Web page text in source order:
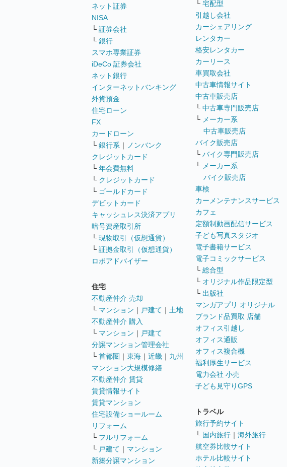
ネット証券
NISA
└ 証券会社
└ 銀行
スマホ専業証券
iDeCo 証券会社
ネット銀行
インターネットバンキング
外貨預金
住宅ローン
FX
カードローン
└ 銀行系 ｜
ノンバンク
クレジットカード
└ 年会費無料
└ クレジットカード
└ ゴールドカード
デビットカード
キャッシュレス決済アプリ
暗号資産取引所
└ 現物取引（仮想通貨）
└ 証拠金取引（仮想通貨）
ロボアドバイザー
住宅
不動産仲介 売却
└ マンション ｜ 戸建て ｜ 土地
不動産仲介 購入
└ マンション ｜ 戸建て
分譲マンション管理会社
└ 首都圏 ｜ 東海 ｜ 近畿 ｜ 九州
マンション大規模修繕
不動産仲介 賃貸
賃貸情報サイト
賃貸マンション
住宅設備ショールーム
リフォーム
└ フルリフォーム
└ 戸建て ｜ マンション
新築分譲マンション
└ 宅配型
引越し会社
カーシェアリング
レンタカー
格安レンタカー
カーリース
車買取会社
中古車情報サイト
中古車販売店
└ 中古車専門販売店
└ メーカー系
中古車販売店
バイク販売店
└ バイク専門販売店
└ メーカー系
バイク販売店
車検
カーメンテナンスサービス
カフェ
定額制動画配信サービス
子ども写真スタジオ
電子書籍サービス
電子コミックサービス
└ 総合型
└ オリジナル作品限定型
└ 出版社
マンガアプリ オリジナル
ブランド品買取 店舗
オフィス引越し
オフィス通販
オフィス複合機
福利厚生サービス
電力会社 小売
子ども見守りGPS
トラベル
旅行予約サイト
└ 国内旅行 ｜ 海外旅行
航空券比較サイト
ホテル比較サイト